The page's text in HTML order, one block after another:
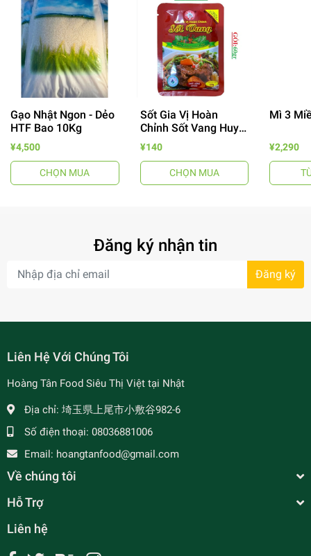
Gạo Nhật Ngon - Dẻo
HTF Bao 10Kg
¥4,500
CHỌN MUA
Sốt Gia Vị Hoàn
Chỉnh Sốt Vang Huy
Tuấn
¥140
CHỌN MUA
Mì 3
¥2,290
Đăng ký nhận tin
Đăng ký
Liên Hệ Với Chúng Tôi
Hoàng Tân Food Siêu Thị Việt tại Nhật
Địa chỉ: 埼玉県上尾市小敷谷982-6
Số điện thoại: 08036881006
Email: hoangtanfood@gmail.com
Về chúng tôi
Hỗ Trợ
Liên hệ